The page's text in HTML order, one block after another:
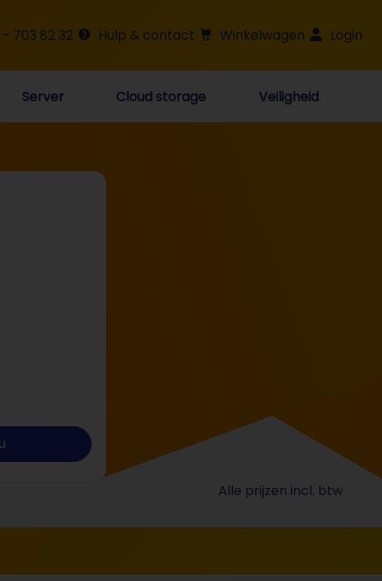
703 82 32 Hulp & contact Winkelwagen Login
Server Cloud storage Veiligheid
Alle prijzen incl. btw